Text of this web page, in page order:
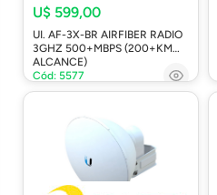
U$ 599,00
UI. AF-3X-BR AIRFIBER RADIO
3GHZ 500+MBPS (200+KM
ALCANCE)
Cód: 5577